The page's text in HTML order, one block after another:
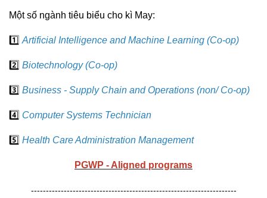
Một số ngành tiêu biểu cho kì May:
1️⃣ Artificial Intelligence and Machine Learning (Co-op)
2️⃣ Biotechnology (Co-op)
3️⃣ Business - Supply Chain and Operations (non/ Co-op)
4️⃣ Computer Systems Technician
5️⃣ Health Care Administration Management
PGWP - Aligned programs
---------------------------------------------------------------------